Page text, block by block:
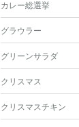
カレー総選挙
グラウラー
グリーンサラダ
クリスマス
クリスマスチキン